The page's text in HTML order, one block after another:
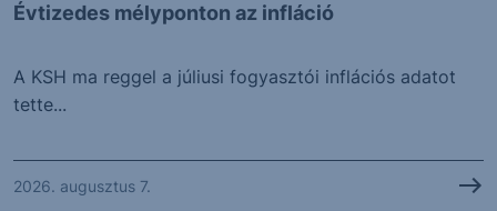
Évtizedes mélyponton az infláció
A KSH ma reggel a júliusi fogyasztói inflációs adatot
tette...
2026. augusztus 7.